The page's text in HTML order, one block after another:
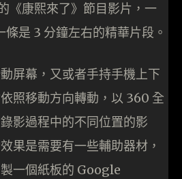
《康熙來了》節目影片，一
條是 3 分鐘左右的精華片段。
屏幕，又或者手持手機上下
照移動方向轉動，以 360 全
影過程中的不同位置的影
果是需要有一些輔助器材，
一個紙板的 Google